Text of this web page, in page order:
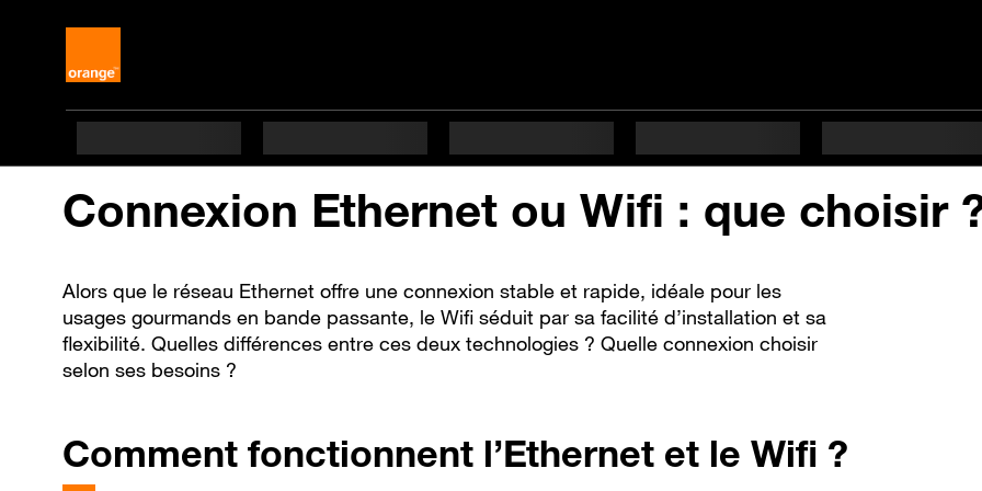
Connexion Ethernet ou Wifi : que choisir
Alors que le réseau Ethernet offre une connexion stable et rapide, idéale pour les
usages gourmands en bande passante, le Wifi séduit par sa facilité d’installation et sa
flexibilité. Quelles différences entre ces deux technologies ? Quelle connexion choisir
selon ses besoins ?
Comment fonctionnent l’Ethernet et le Wifi ?